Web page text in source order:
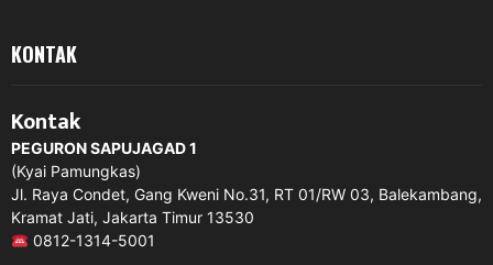
KONTAK
Kontak
PEGURON SAPUJAGAD 1
(Kyai Pamungkas)
Jl. Raya Condet, Gang Kweni No.31, RT 01/RW 03, Balekambang,
Kramat Jati, Jakarta Timur 13530
0812-1314-5001